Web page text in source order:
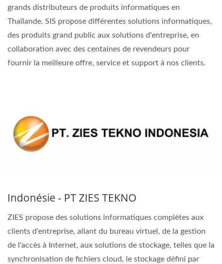
grands distributeurs de produits informatiques en
Thaïlande. SIS propose différentes solutions informatiques,
des produits grand public aux solutions d'entreprise, en
collaboration avec des centaines de revendeurs pour
fournir la meilleure offre, service et support à nos clients.
Indonésie - PT ZIES TEKNO
ZIES propose des solutions informatiques complètes aux
clients d'entreprise, allant du bureau virtuel, de la gestion
de l'accès à Internet, aux solutions de stockage, telles que la
synchronisation de fichiers cloud, le stockage défini par